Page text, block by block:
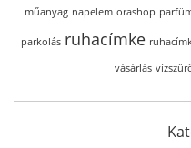
műanyag napelem orashop
parkolás ruhacímke
vásárlás